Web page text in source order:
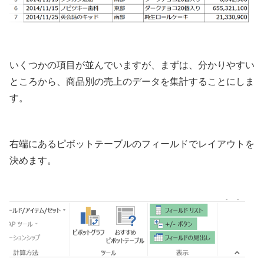
いくつかの項目が並んでいますが、まずは、分かりやすい
ところから、商品別の売上のデータを集計することにしま
す。
右端にあるピボットテーブルのフィールドでレイアウトを
決めます。